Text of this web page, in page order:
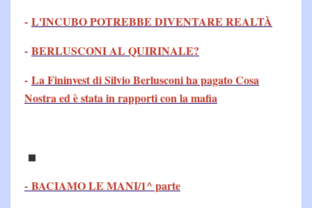
- L'INCUBO POTREBBE DIVENTARE REALTÀ
- BERLUSCONI AL QUIRINALE?
- La Fininvest di Silvio Berlusconi ha pagato Cosa
Nostra ed è stata in rapporti con la mafia
- BACIAMO LE MANI/1^ parte